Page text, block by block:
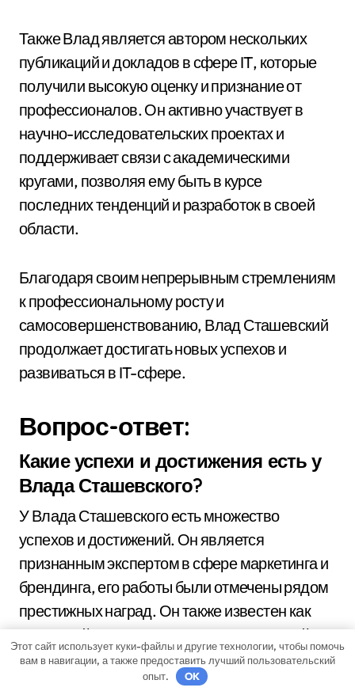
Также Влад является автором нескольких
публикаций и докладов в сфере IT, которые
получили высокую оценку и признание от
профессионалов. Он активно участвует в
научно-исследовательских проектах и
поддерживает связи с академическими
кругами, позволяя ему быть в курсе
последних тенденций и разработок в своей
области.
Благодаря своим непрерывным стремлениям
к профессиональному росту и
самосовершенствованию, Влад Сташевский
продолжает достигать новых успехов и
развиваться в IT-сфере.
Вопрос-ответ:
Какие успехи и достижения есть у
Влада Сташевского?
У Влада Сташевского есть множество
успехов и достижений. Он является
признанным экспертом в сфере маркетинга и
брендинга, его работы были отмечены рядом
престижных наград. Он также известен как
успешный предприниматель, основавший
несколько успешных стартапов. Кроме того,
Влад Сташевский является автором ряда
Этот сайт использует куки-файлы и другие технологии, чтобы помочь
вам в навигации, а также предоставить лучший пользовательский
опыт.
OK